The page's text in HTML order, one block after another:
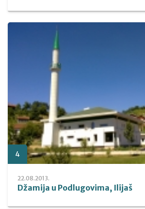
4
22.08.2013.
Džamija u Podlugovima, Ilijaš